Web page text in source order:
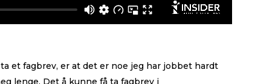
et fagbrev, er at det er noe jeg har jobbet hardt
lenge. Det å kunne få ta fagbrev i